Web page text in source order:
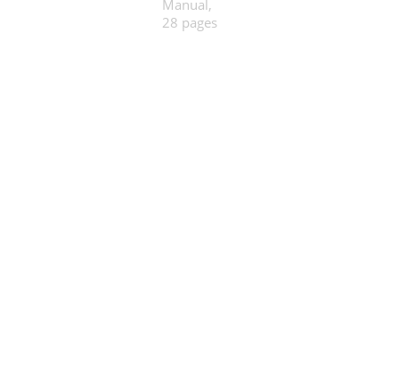
Manual,
28 pages